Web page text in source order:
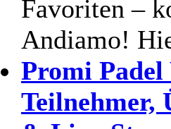
Favoriten –
Andiamo!
Promi
Teilnehmer,